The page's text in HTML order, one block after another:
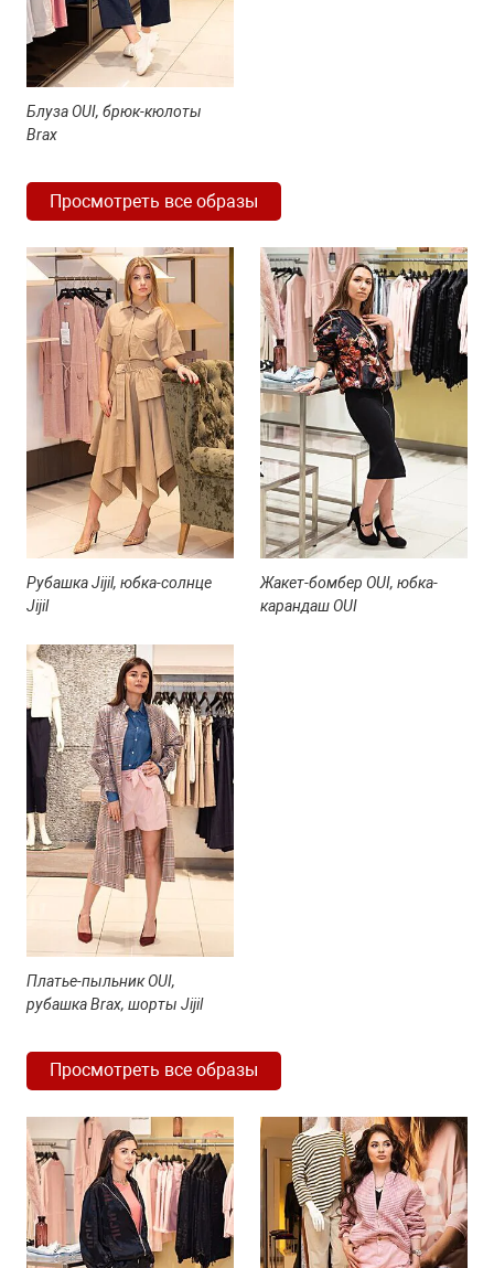
Блуза OUI, брюк-кюлоты
Brax
Просмотреть все образы
Рубашка Jijil, юбка-солнце
Jijil
Жакет-бомбер OUI, юбка-
карандаш OUI
Платье-пыльник OUI,
рубашка Brax, шорты Jijil
Просмотреть все образы